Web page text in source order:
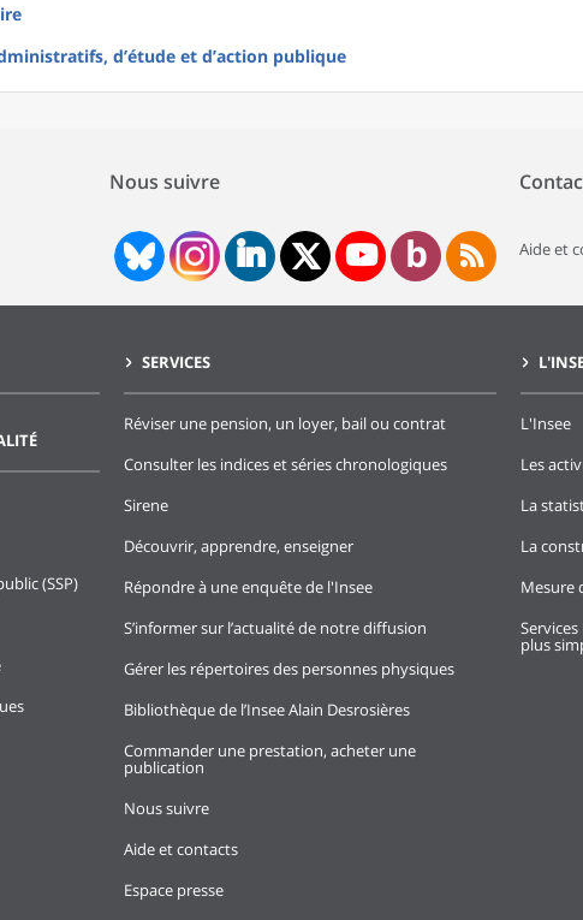
d’étude et d’action publique
Nous suivre
Aide et
(SSP)
SERVICES
Réviser une pension, un loyer, bail ou contrat
Consulter les indices et séries chronologiques
Sirene
Découvrir, apprendre, enseigner
Répondre à une enquête de l'Insee
S’informer sur l’actualité de notre diffusion
Gérer les répertoires des personnes physiques
Bibliothèque de l’Insee Alain Desrosières
Commander une prestation, acheter une
publication
Nous suivre
Aide et contacts
Espace presse
L'Insee
Les
La
La
Mesure
plus